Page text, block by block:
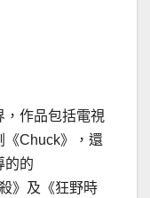
，作品包括電視
《Chuck》，還
的的
》及《狂野時